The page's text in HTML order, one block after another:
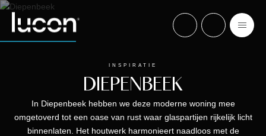
INSPIRATIE
DIEPENBEEK
In Diepenbeek hebben we deze moderne woning mee
omgetoverd tot een oase van rust waar glaspartijen rijkelijk licht
binnenlaten. Het houtwerk harmonieert naadloos met de